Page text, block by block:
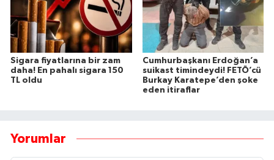
Sigara fiyatlarına bir zam
daha! En pahalı sigara 150
TL oldu
Cumhurbaşkanı Erdoğan’a
suikast timindeydi! FETÖ’cü
Burkay Karatepe’den şoke
eden itiraflar
Yorumlar